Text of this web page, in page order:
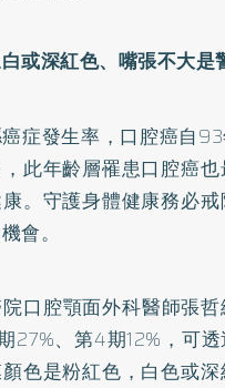
或深紅色、嘴張不大是
症發生率，口腔癌自
此年齡層罹患口腔癌
。守護身體健康務必
會。
口腔顎面外科醫師張
27%、第4期12%，可
色是粉紅色，白色或